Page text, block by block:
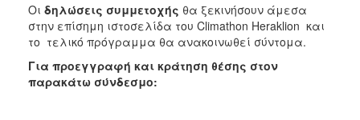
Οι δηλώσεις συμμετοχής θα ξεκινήσουν άμεσα
στην επίσημη ιστοσελίδα του Climathon Heraklion και
το τελικό πρόγραμμα θα ανακοινωθεί σύντομα.
Για προεγγραφή και κράτηση θέσης στον
παρακάτω σύνδεσμο: